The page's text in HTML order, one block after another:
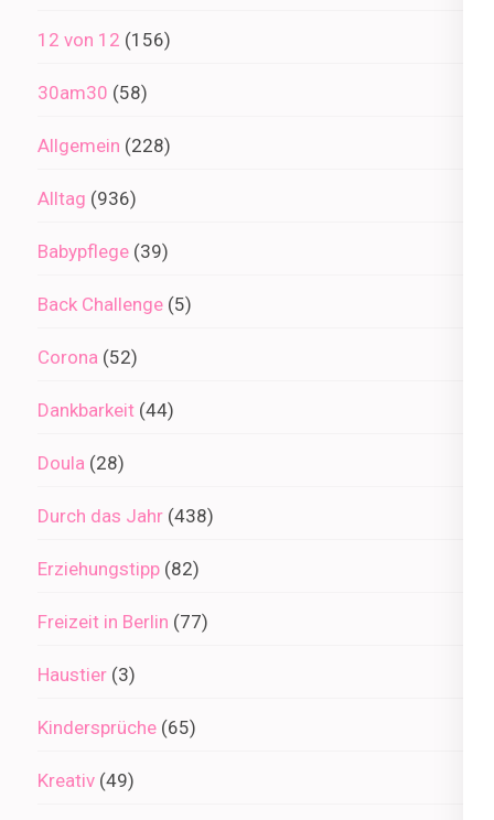
12 von 12 (156)
30am30 (58)
Allgemein (228)
Alltag (936)
Babypflege (39)
Back Challenge (5)
Corona (52)
Dankbarkeit (44)
Doula (28)
Durch das Jahr (438)
Erziehungstipp (82)
Freizeit in Berlin (77)
Haustier (3)
Kindersprüche (65)
Kreativ (49)